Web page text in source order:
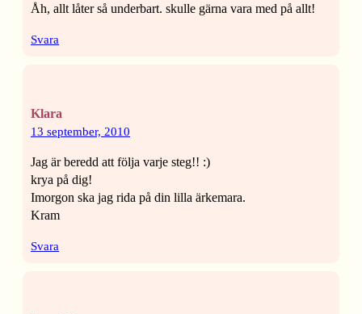
Åh, allt låter så underbart. skulle gärna vara med på allt!
Svara
Klara
13 september, 2010
Jag är beredd att följa varje steg!! :)
krya på dig!
Imorgon ska jag rida på din lilla ärkemara.
Kram
Svara